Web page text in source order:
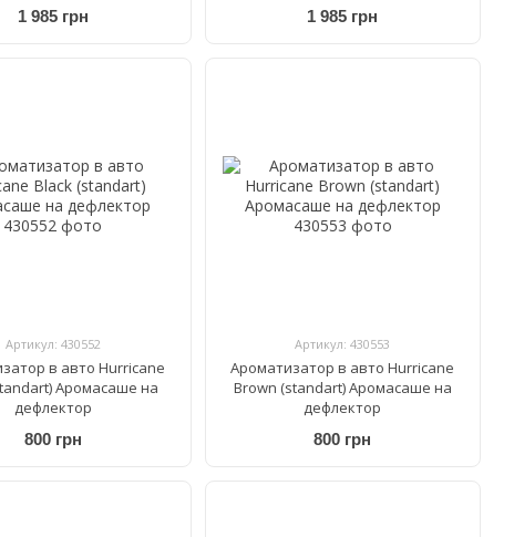
1 985 грн 1 985 грн
Артикул: 430552
в авто Hurricane
Аромасаше на
дефлектор
800 грн
Артикул: 430553
Ароматизатор в авто Hurricane
Brown (standart) Аромасаше на
дефлектор
800 грн